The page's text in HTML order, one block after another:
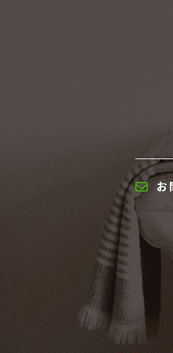
お